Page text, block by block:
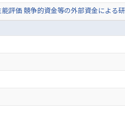
評価 競争的資金等の外部資金による